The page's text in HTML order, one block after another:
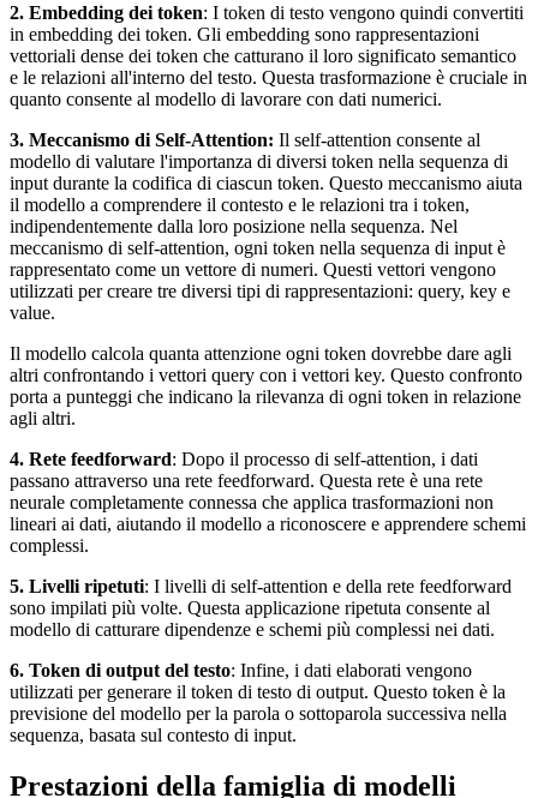
2. Embedding dei token: I token di testo vengono quindi convertiti
in embedding dei token. Gli embedding sono rappresentazioni
vettoriali dense dei token che catturano il loro significato semantico
e le relazioni all'interno del testo. Questa trasformazione è cruciale in
quanto consente al modello di lavorare con dati numerici.
3. Meccanismo di Self-Attention: Il self-attention consente al
modello di valutare l'importanza di diversi token nella sequenza di
input durante la codifica di ciascun token. Questo meccanismo aiuta
il modello a comprendere il contesto e le relazioni tra i token,
indipendentemente dalla loro posizione nella sequenza. Nel
meccanismo di self-attention, ogni token nella sequenza di input è
rappresentato come un vettore di numeri. Questi vettori vengono
utilizzati per creare tre diversi tipi di rappresentazioni: query, key e
value.
Il modello calcola quanta attenzione ogni token dovrebbe dare agli
altri confrontando i vettori query con i vettori key. Questo confronto
porta a punteggi che indicano la rilevanza di ogni token in relazione
agli altri.
4. Rete feedforward: Dopo il processo di self-attention, i dati
passano attraverso una rete feedforward. Questa rete è una rete
neurale completamente connessa che applica trasformazioni non
lineari ai dati, aiutando il modello a riconoscere e apprendere schemi
complessi.
5. Livelli ripetuti: I livelli di self-attention e della rete feedforward
sono impilati più volte. Questa applicazione ripetuta consente al
modello di catturare dipendenze e schemi più complessi nei dati.
6. Token di output del testo: Infine, i dati elaborati vengono
utilizzati per generare il token di testo di output. Questo token è la
previsione del modello per la parola o sottoparola successiva nella
sequenza, basata sul contesto di input.
Prestazioni della famiglia di modelli